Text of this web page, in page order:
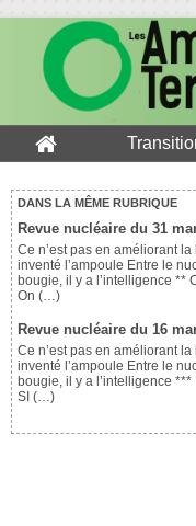
DANS LA MÊME RUBRIQUE
Revue nucléaire du 31
Ce n’est pas en améliorant la
inventé l’ampoule Entre le
bougie, il y a l’intelligence **
On (…)
Revue nucléaire du 16
Ce n’est pas en améliorant la
inventé l’ampoule Entre le
bougie, il y a l’intelligence ***
SI (…)